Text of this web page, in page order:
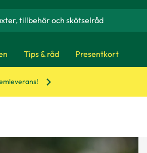
Tips & råd Presentkort